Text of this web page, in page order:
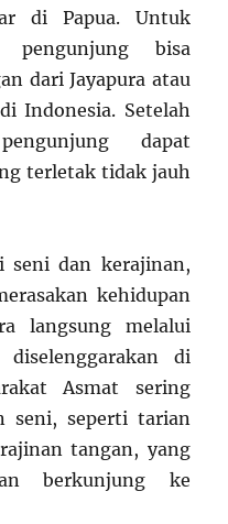
di Papua. Untuk
bisa
dari Jayapura atau
Indonesia. Setelah
dapat
terletak tidak jauh
seni dan kerajinan,
kehidupan
langsung melalui
di
Asmat sering
seni, seperti tarian
tangan, yang
berkunjung ke